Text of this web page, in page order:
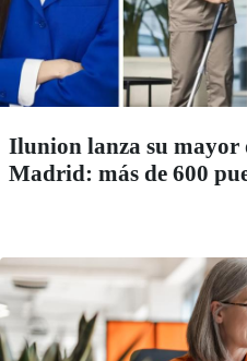
Ilunion lanza su mayor
Madrid: más de 600